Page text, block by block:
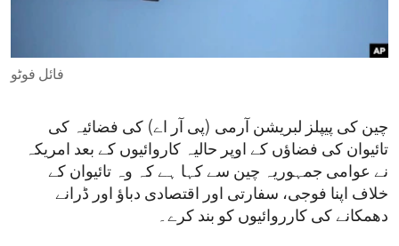
فائل فوٹو
چین کی پیپلز لبریشن آرمی (پی آر اے) کی فضائیہ کی
تائیوان کی فضاؤں کے اوپر حالیہ کاروائیوں کے بعد امریکہ
نے عوامی جمہوریہ چین سے کہا ہے کہ وہ تائیوان کے
خلاف اپنا فوجی، سفارتی اور اقتصادی دباؤ اور ڈرانے
دھمکانے کی کارروائیوں کو بند کرے۔